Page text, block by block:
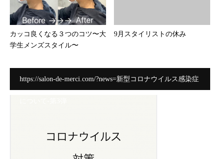
カッコ良くなる３つのコツ〜大
学生メンズスタイル〜
9月スタイリストの休み
https://salon-de-merci.com/?news=新型コロナウイルス感染症